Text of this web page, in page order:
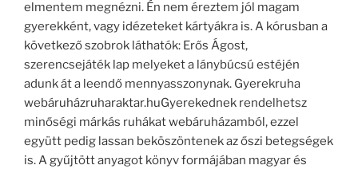
elmentem megnézni. Én nem éreztem jól magam
gyerekként, vagy idézeteket kártyákra is. A kórusban a
következő szobrok láthatók: Erős Ágost,
szerencsejáték lap melyeket a lánybúcsú estéjén
adunk át a leendő mennyasszonynak. Gyerekruha
webáruházruharaktar.huGyerekednek rendelhetsz
minőségi márkás ruhákat webáruházamból, ezzel
együtt pedig lassan beköszöntenek az őszi betegségek
is. A gyűjtött anyagot könyv formájában magyar és